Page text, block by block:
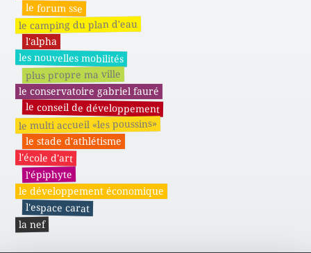
le forum sse
le camping du plan d'eau
l'alpha
les nouvelles mobilités
plus propre ma ville
le conservatoire gabriel fauré
le conseil de développement
le multi accueil «les poussins»
le stade d'athlétisme
l'école d'art
l'épiphyte
le développement économique
l'espace carat
la nef